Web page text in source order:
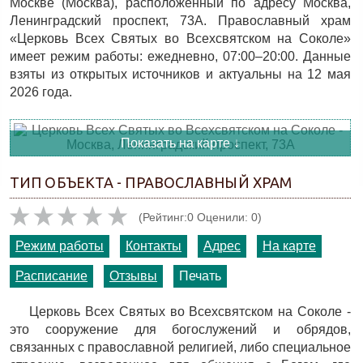
Москве (Москва), расположенный по адресу Москва,
Ленинградский проспект, 73А. Православный храм
«Церковь Всех Святых во Всехсвятском на Соколе»
имеет режим работы: ежедневно, 07:00–20:00. Данные
взяты из открытых источников и актуальны на 12 мая
2026 года.
Показать на карте ↓
ТИП ОБЪЕКТА - ПРАВОСЛАВНЫЙ ХРАМ
(Рейтинг:0 Оценили: 0)
Режим работы Контакты Адрес На карте
Расписание Отзывы Печать
Церковь Всех Святых во Всехсвятском на Соколе -
это сооружение для богослужений и обрядов,
связанных с православной религией, либо специальное